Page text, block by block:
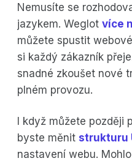
Nemusíte se
jazykem. Weglot více
můžete spustit
si každý zákazník
snadné zkoušet nové
plném provozu.
I když můžete později
byste měnit strukturu
nastavení webu.